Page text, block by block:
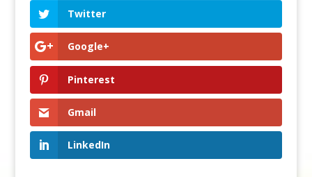
Twitter
Google+
Pinterest
Gmail
LinkedIn